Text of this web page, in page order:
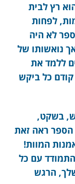
רץ לבית
לפחות
לא היה
נואשותו של
ללמד את
כל ביקש
בשקט,
הספר ראה זאת
המוות!
עם כל
הרגש